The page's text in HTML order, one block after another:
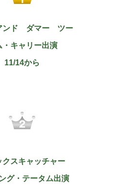
ンド ダマー ツー
・キャリー出演
11/14から
クスキャッチャー
グ・テータム出演